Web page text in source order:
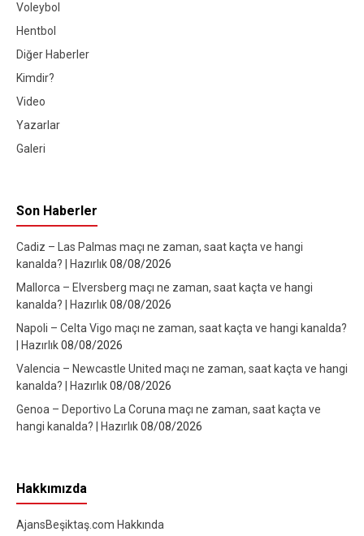
Voleybol
Hentbol
Diğer Haberler
Kimdir?
Video
Yazarlar
Galeri
Son Haberler
Cadiz – Las Palmas maçı ne zaman, saat kaçta ve hangi
kanalda? | Hazırlık08/08/2026
Mallorca – Elversberg maçı ne zaman, saat kaçta ve hangi
kanalda? | Hazırlık08/08/2026
Napoli – Celta Vigo maçı ne zaman, saat kaçta ve hangi kanalda?
| Hazırlık08/08/2026
Valencia – Newcastle United maçı ne zaman, saat kaçta ve hangi
kanalda? | Hazırlık08/08/2026
Genoa – Deportivo La Coruna maçı ne zaman, saat kaçta ve
hangi kanalda? | Hazırlık08/08/2026
Hakkımızda
AjansBeşiktaş.com Hakkında